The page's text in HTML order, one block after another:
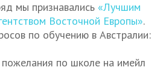
мы признавались «Лучшим
Восточной Европы».
по обучению в Австралии:
по школе на имейл